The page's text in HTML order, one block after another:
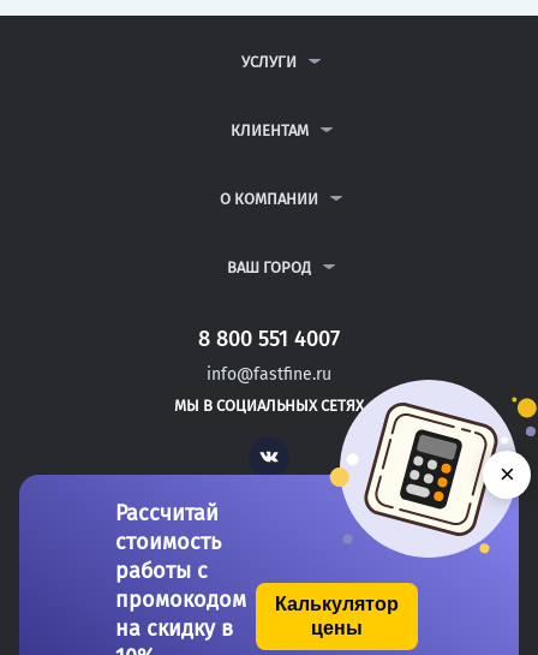
УСЛУГИ
ДИПЛОМНЫЕ РАБОТЫ
РЕФЕРАТЫ
КЛИЕНТАМ
ВОПРОСЫ И ОТВЕТЫ
ПОЛИТИКА КОНФИДЕНЦИАЛЬНОСТИ
О КОМПАНИИ
КОНТАКТЫ
ВАШ ГОРОД
САНКТ-ПЕТЕРБУРГ
ЛЫСЬВА
БАЙКОНУР
8 800 551 4007
info@fastfine.ru
МЫ В СОЦИАЛЬНЫХ СЕТЯХ
Vk
Copyright 2011-2026 FastFine.ru
Рассчитай
стоимость
работы с
промокодом
на скидку в
Калькулятор
цены
×